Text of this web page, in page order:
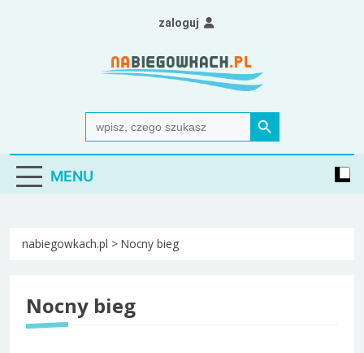
Nabiegowkach.pl
portal miłośników narciarstwa biegowego
Search
for:
Search Button
zaloguj
MENU
nabiegowkach.pl > Nocny bieg
Nocny bieg